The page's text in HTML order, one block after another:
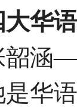
大华
——
语